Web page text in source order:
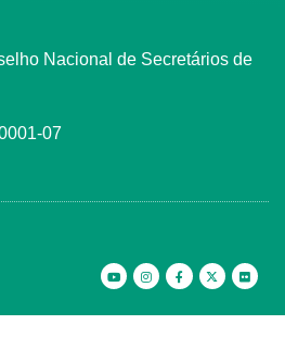
Nacional de Secretários de
07